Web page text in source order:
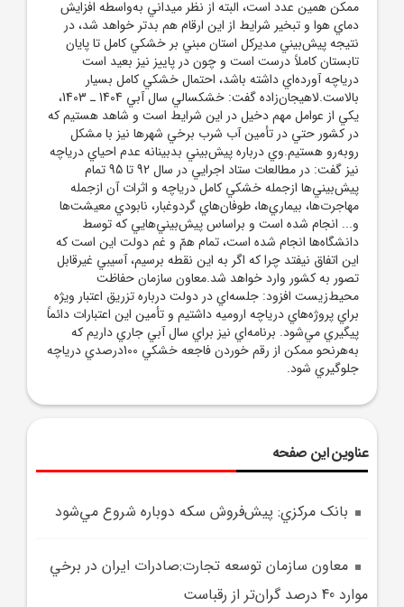
ممکن همين عدد است، البته از نظر ميداني به‌واسطه افزايش
دماي هوا و تبخير شرايط از اين ارقام هم بدتر خواهد شد، در
نتيجه پيش‌بيني مديرکل استان مبني بر خشکي کامل تا پايان
تابستان کاملاً درست است و چون در پاييز نيز بعيد است
درياچه آورده‌اي داشته باشد، احتمال خشکي کامل بسيار
بالاست.لاهيجان‌زاده گفت: خشکسالي سال آبي 1404 ـ 1403،
يکي از عوامل مهم دخيل در اين شرايط است و شاهد هستيم که
در کشور حتي در تأمين آب شرب برخي شهرها نيز با مشکل
روبه‌رو هستيم.وي درباره پيش‌بيني بدبينانه عدم احياي درياچه
نيز گفت: در مطالعات ستاد اجرايي در سال 92 تا 95 تمام
پيش‌بيني‌ها ازجمله خشکي کامل درياچه و اثرات آن ازجمله
مهاجرت‌ها، بيماري‌ها، طوفان‌هاي گردوغبار، نابودي معيشت‌ها
و... انجام شده است و براساس پيش‌بيني‌هايي که توسط
دانشگاه‌ها انجام شده است، تمام همّ و غم دولت اين است که
اين اتفاق نيفتد چرا که اگر به اين نقطه برسيم، آسيبي غيرقابل
تصور به کشور وارد خواهد شد.معاون سازمان حفاظت
محيط‌زيست افزود: جلسه‌اي در دولت درباره تزريق اعتبار ويژه
براي پروژه‌هاي درياچه اروميه داشتيم و تأمين اين اعتبارات دائماً
پيگيري مي‌شود. برنامه‌اي نيز براي سال آبي جاري داريم که
به‌هرنحو ممکن از رقم خوردن فاجعه خشکي 100درصدي درياچه
جلوگيري شود.
عناوین این صفحه
بانک مرکزي: پيش‌فروش سکه دوباره شروع مي‌شود
معاون سازمان توسعه تجارت:صادرات ايران در برخي
موارد 40 درصد گران‌تر از رقباست